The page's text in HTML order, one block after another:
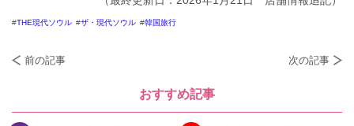
THE現代ソウル ザ・現代ソウル 韓国旅行
前の記事 次の記事
おすすめ記事